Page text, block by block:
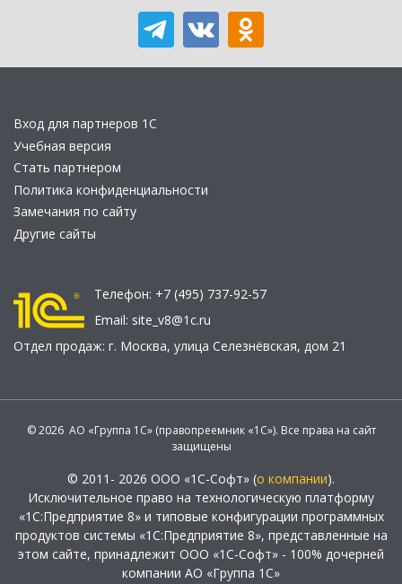
Вход для партнеров 1С
Учебная версия
Стать партнером
Политика конфиденциальности
Замечания по сайту
Другие сайты
Телефон: +7 (495) 737-92-57
Email: site_v8@1c.ru
Отдел продаж: г. Москва, улица Селезнёвская, дом 21
© 2026 АО «Группа 1С» (правопреемник «1С»). Все права на сайт
защищены
© 2011- 2026 ООО «1С-Софт» (о компании).
Исключительное право на технологическую платформу
«1С:Предприятие 8» и типовые конфигурации программных
продуктов системы «1С:Предприятие 8», представленные на
этом сайте, принадлежит ООО «1С-Софт» - 100% дочерней
компании АО «Группа 1С»